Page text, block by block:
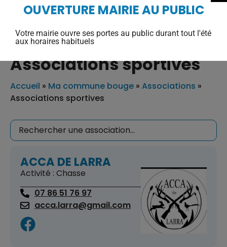
Associations sportives
Accueil » Ma commune bouge » Associations »
Associations sportives
ACCA DE LARRA
Activité : Chasse
07 86 51 76 97
acca.larra@gmail.com
OUVERTURE MAIRIE AU PUBLIC
Votre mairie ouvre ses portes au public durant tout l'été
aux horaires habituels